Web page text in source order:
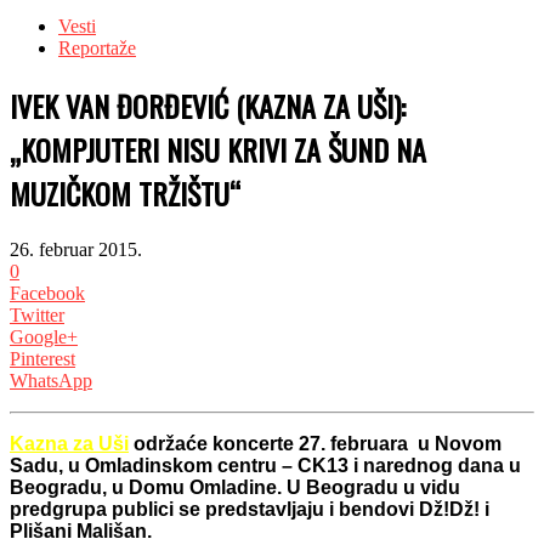
Vesti
Reportaže
IVEK VAN ĐORĐEVIĆ (KAZNA ZA UŠI):
„KOMPJUTERI NISU KRIVI ZA ŠUND NA
MUZIČKOM TRŽIŠTU“
26. februar 2015.
0
Facebook
Twitter
Google+
Pinterest
WhatsApp
Kazna za Uši održaće koncerte 27. februara u Novom
Sadu, u Omladinskom centru – CK13 i narednog dana u
Beogradu, u Domu Omladine. U Beogradu u vidu
predgrupa publici se predstavljaju i bendovi Dž!Dž! i
Plišani Mališan.